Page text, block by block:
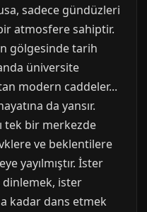
sadece gündüzleri
atmosfere sahiptir.
gölgesinde tarih
üniversite
modern caddeler...
da yansır.
tek bir merkezde
ve beklentilere
yayılmıştır. İster
dinlemek, ister
kadar dans etmek